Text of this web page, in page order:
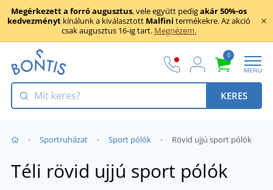
Megérkezett a forró augusztus, vele együtt pedigakár 50%-os
kedvezményt kínálunk a kiválasztott Malfini termékekre. Az akció
csak augusztus 16-ig tart. Megnézem.
0
MENU
KERES
Sportruházat Sport pólók Rövid ujjú sport pólók
Téli rövid ujjú sport pólók